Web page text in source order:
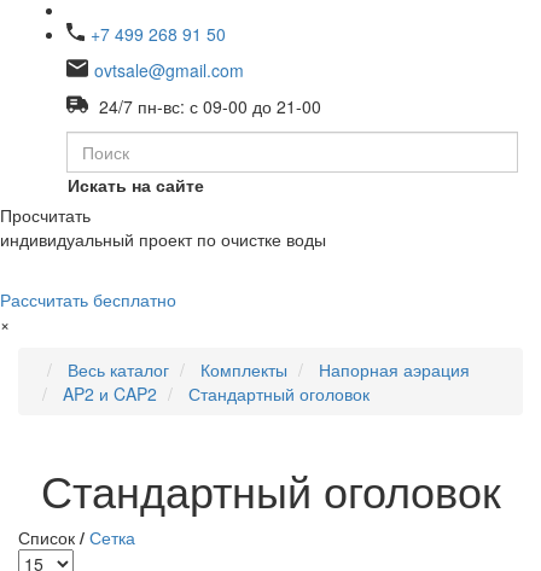
+7 499 268 91 50
ovtsale@gmail.com
24/7 пн-вс: с 09-00 до 21-00
Искать на сайте
Просчитать
индивидуальный проект по очистке воды
Рассчитать бесплатно
×
Весь каталог
Комплекты
Напорная аэрация
AP2 и CAP2
Стандартный оголовок
Стандартный оголовок
Список / Сетка